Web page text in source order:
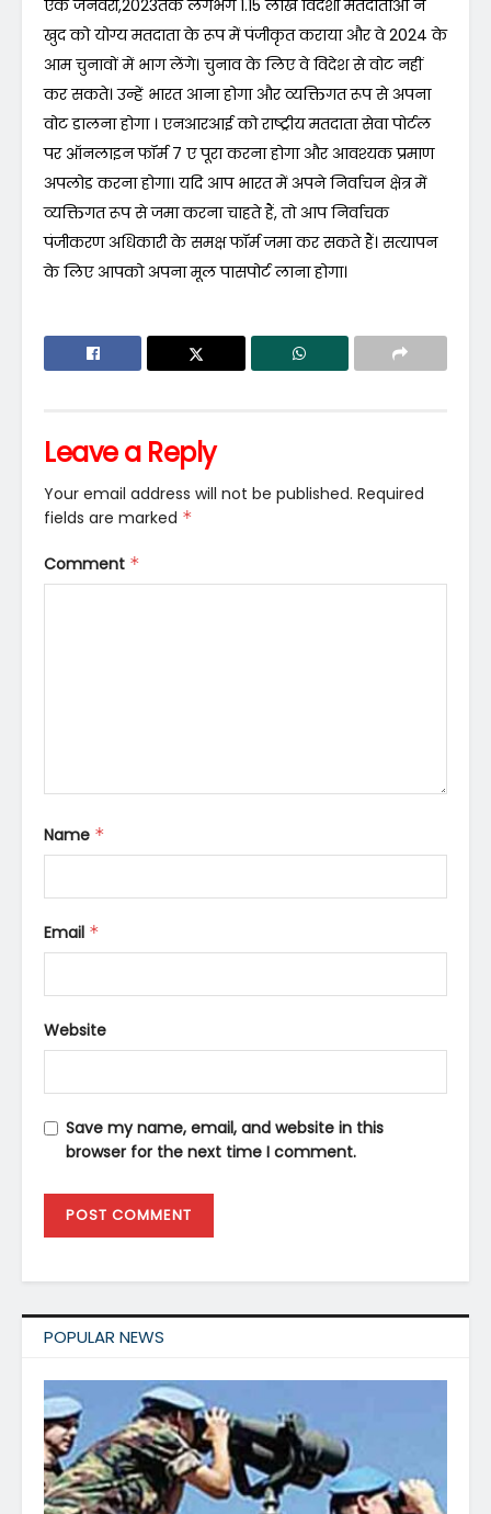
एक जनवरी,2023तक लगभग 1.15 लाख विदेशी मतदाताओं ने
खुद को योग्य मतदाता के रूप में पंजीकृत कराया और वे 2024 के
आम चुनावों में भाग लेंगे। चुनाव के लिए वे विदेश से वोट नहीं
कर सकते। उन्हें भारत आना होगा और व्यक्तिगत रूप से अपना
वोट डालना होगा । एनआरआई को राष्ट्रीय मतदाता सेवा पोर्टल
पर ऑनलाइन फॉर्म 7 ए पूरा करना होगा और आवश्यक प्रमाण
अपलोड करना होगा। यदि आप भारत में अपने निर्वाचन क्षेत्र में
व्यक्तिगत रूप से जमा करना चाहते हैं, तो आप निर्वाचक
पंजीकरण अधिकारी के समक्ष फॉर्म जमा कर सकते हैं। सत्यापन
के लिए आपको अपना मूल पासपोर्ट लाना होगा।
Leave a Reply
Your email address will not be published. Required
fields are marked *
Comment *
Name *
Email *
Website
Save my name, email, and website in this
browser for the next time I comment.
POPULAR NEWS